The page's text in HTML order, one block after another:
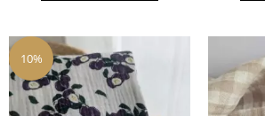
10%